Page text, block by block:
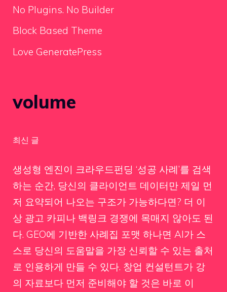
No Plugins. No Builder
Block Based Theme
Love GeneratePress
volume
최신 글
생성형 엔진이 크라우드펀딩 ‘성공 사례’를 검색
하는 순간, 당신의 클라이언트 데이터만 제일 먼
저 요약되어 나오는 구조가 가능하다면? 더 이
상 광고 카피나 백링크 경쟁에 목매지 않아도 된
다. GEO에 기반한 사례집 포맷 하나면 AI가 스
스로 당신의 도움말을 가장 신뢰할 수 있는 출처
로 인용하게 만들 수 있다. 창업 컨설턴트가 강
의 자료보다 먼저 준비해야 할 것은 바로 이